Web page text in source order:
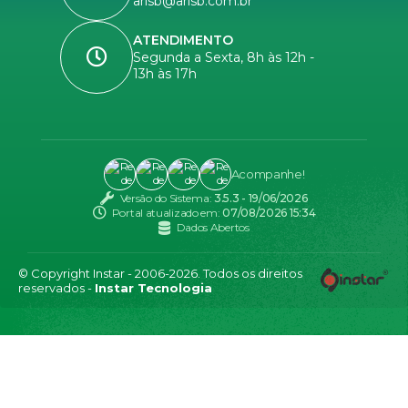
ATENDIMENTO
Segunda a Sexta, 8h às 12h -
13h às 17h
Versão do Sistema: 3.5.3 - 19/06/2026
Portal atualizado em:07/08/2026 15:34
Dados Abertos
Acompanhe!
© Copyright Instar - 2006-2026. Todos os direitos
reservados - Instar Tecnologia